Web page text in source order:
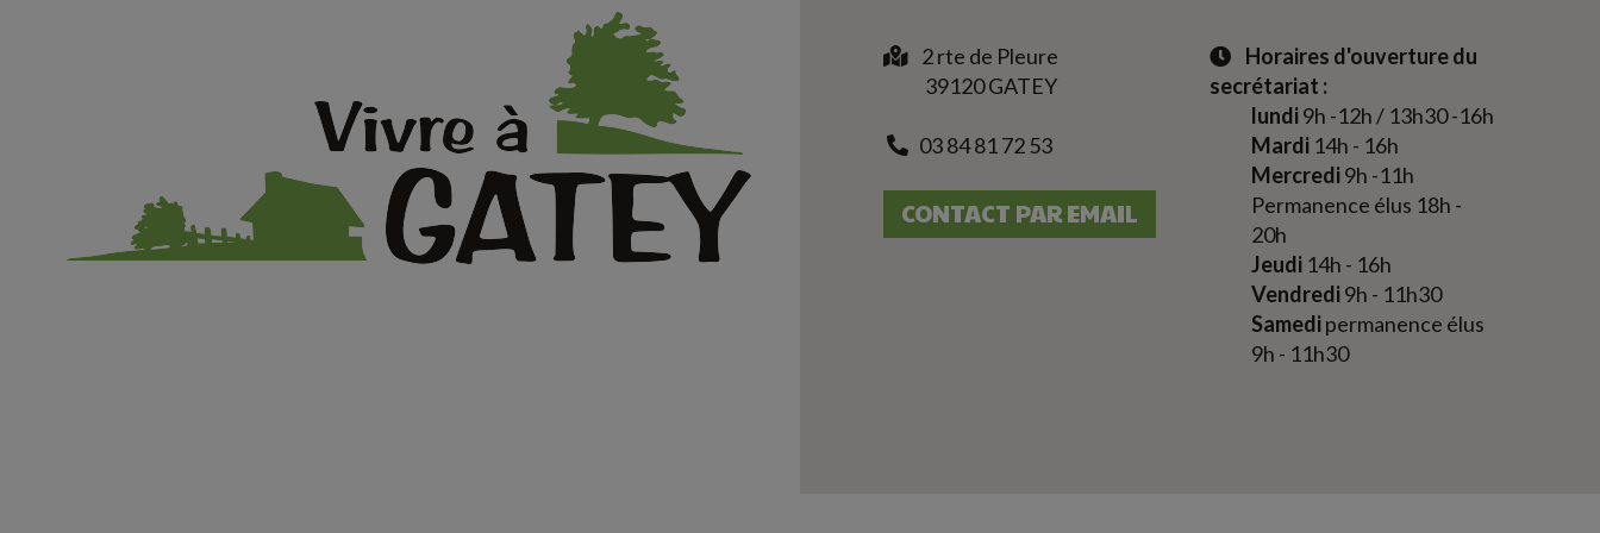
2 rte de Pleure
39120 GATEY
03 84 81 72 53
CONTACT PAR EMAIL
Horaires d'ouverture du
secrétariat :
lundi9h -12h / 13h30 -16h
Mardi 14h - 16h
Mercredi9h -11h
Permanence élus 18h -
20h
Jeudi 14h - 16h
Vendredi9h - 11h30
Samedipermanence élus
9h - 11h30